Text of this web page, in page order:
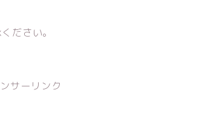
ださい。
サーリンク